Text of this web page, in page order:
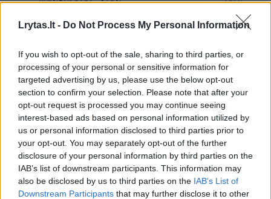
Lrytas.lt - Do Not Process My Personal Information
If you wish to opt-out of the sale, sharing to third parties, or
processing of your personal or sensitive information for
targeted advertising by us, please use the below opt-out
section to confirm your selection. Please note that after your
opt-out request is processed you may continue seeing
interest-based ads based on personal information utilized by
us or personal information disclosed to third parties prior to
your opt-out. You may separately opt-out of the further
disclosure of your personal information by third parties on the
IAB’s list of downstream participants. This information may
also be disclosed by us to third parties on the IAB’s List of
Downstream Participants that may further disclose it to other
nebuvo“(1)
42-asis Europos krepšinio čempionatas
prasidės trečiadienį, rugpjūčio 27 d.,
šešiomis rungtynėmis A grupėje Rygoje
(Latvijoje) ir B grupėje Tamperėje
(Suomijoje).